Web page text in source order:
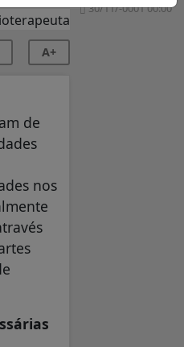
30/11/-0001 00:00
A+
de
nos